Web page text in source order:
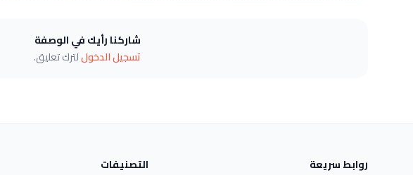
شاركنا رأيك في الوصفة
تسجيل الدخوللترك تعليق.
روابط سريعة التصنيفات